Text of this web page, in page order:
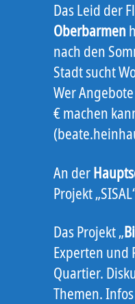
Das Leid der
Oberbarmen
nach den
Stadt sucht
Wer
€ machen
An der
Projekt
Das Projekt „
Experten und
Quartier.
Themen.